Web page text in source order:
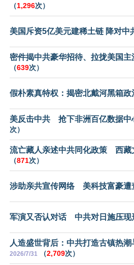
（1,296次）
美国斥资5亿美元建稀土链 降对中
密件揭中共豪华招待、拉拢美国主
（639次）
假朴素真特权：揭密北戴河黑箱政
美反击中共 抢下非洲百亿数据中
次）
流亡藏人亲述中共同化政策 西藏
（871次）
涉助亲共宣传网络 美科技富豪遭
军演又否认对话 中共对日施压现
人造盛世背后：中共打造古镇热
2026/7/31 （2,709次）